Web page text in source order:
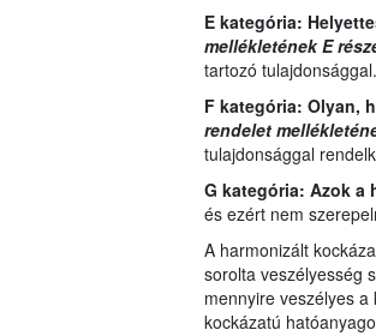
E kategória:
mellékletének E
tartozó tulajdonsággal.
F kategória: Olyan,
rendelet
tulajdonsággal
G kategória: Azok a
és ezért nem
A harmonizált
sorolta veszélyesség
mennyire veszélyes
kockázatú